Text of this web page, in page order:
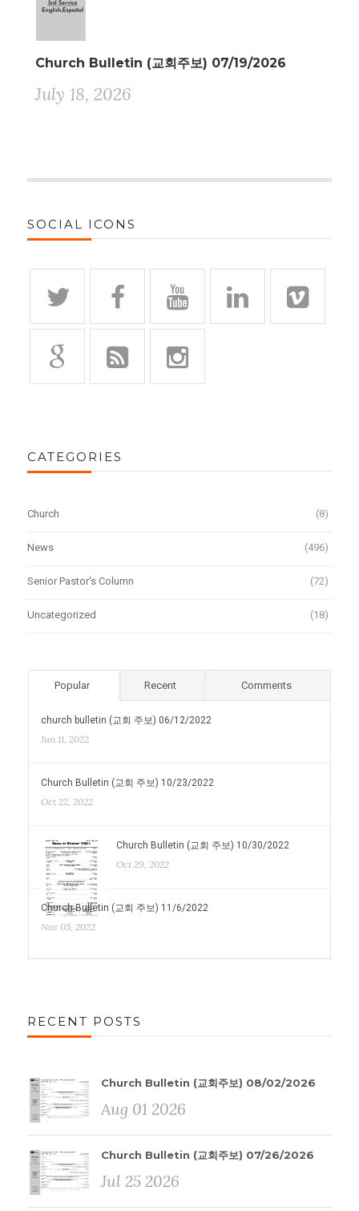
Church Bulletin (교회주보) 07/19/2026
July 18, 2026
SOCIAL ICONS
CATEGORIES
Church (8)
News (496)
Senior Pastor's Column (72)
Uncategorized (18)
Popular Recent Comments
church bulletin (교회 주보) 06/12/2022
Jun 11, 2022
Church Bulletin (교회 주보) 10/23/2022
Oct 22, 2022
Church Bulletin (교회 주보) 10/30/2022
Oct 29, 2022
Church Bulletin (교회 주보) 11/6/2022
Nov 05, 2022
RECENT POSTS
Church Bulletin (교회주보) 08/02/2026
Aug 01 2026
Church Bulletin (교회주보) 07/26/2026
Jul 25 2026